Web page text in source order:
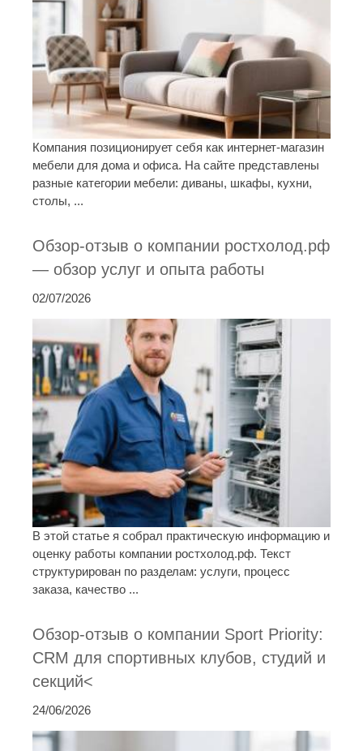
Компания позиционирует себя как интернет-магазин
мебели для дома и офиса. На сайте представлены
разные категории мебели: диваны, шкафы, кухни,
столы, ...
Обзор-отзыв о компании ростхолод.рф
— обзор услуг и опыта работы
02/07/2026
В этой статье я собрал практическую информацию и
оценку работы компании ростхолод.рф. Текст
структурирован по разделам: услуги, процесс
заказа, качество ...
Обзор-отзыв о компании Sport Priority:
CRM для спортивных клубов, студий и
секций<
24/06/2026